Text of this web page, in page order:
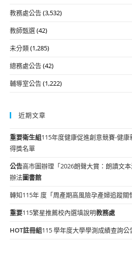
教務處公告(3,532)
教師甄選(42)
未分類(1,285)
總務處公告(42)
輔導室公告(1,222)
近期文章
重要衛生組115年度健康促進創意競賽-健
得獎名單
公告高市圖辦理「2026朗聲大賞：朗讀文
辦法圖書館
轉知115年 度「周產期高風險孕產婦追蹤關
重要115繁星推薦校內選填說明教務處
HOT註冊組115 學年度大學學測成績查詢公